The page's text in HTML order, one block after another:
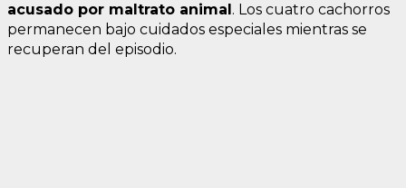
acusado por maltrato animal. Los cuatro cachorros
permanecen bajo cuidados especiales mientras se
recuperan del episodio.